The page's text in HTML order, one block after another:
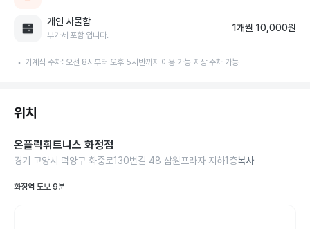
개인 사물함
부가세 포함 입니다.
1개월 10,000원
기계식 주차: 오전 8시부터 오후 5시반까지 이용 가능 지상 주차 가능
위치
온플릭휘트니스 화정점
경기 고양시 덕양구 화중로130번길 48 삼원프라자 지하1층복사
화정역 도보 9분